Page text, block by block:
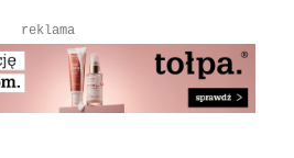
reklama